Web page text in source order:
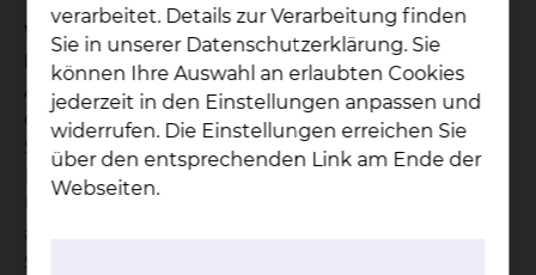
Wichtiger Hinweis für Patientinnen und
Patienten
Ab dem 11. Dezember 2024 ist die Unfallaufnahme
des Klinikums ausschließlich am Standort
Salzdahlumer Straße erreichbar. Alle fußläufigen
Patientinnen und Patienten, die die
ab diesem Datum an die Adresse Salzdahlumer
Straße 90, 38126 Braunschweig wenden. Der
verarbeitet. Details zur Verarbeitung finden
Sie in unserer Datenschutzerklärung. Sie
können Ihre Auswahl an erlaubten Cookies
jederzeit in den Einstellungen anpassen und
widerrufen. Die Einstellungen erreichen Sie
über den entsprechenden Link am Ende der
Webseiten.